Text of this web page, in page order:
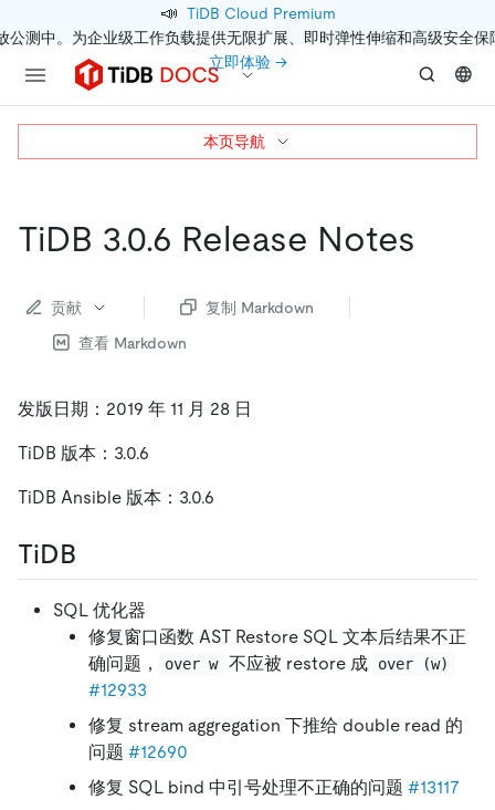
📣 TiDB Cloud Premium
公测中。为企业级工作负载提供无限扩展、即时弹性伸缩和高级安全保
立即体验 →
TiDB 3.0.6 Release Notes
贡献
复制 Markdown
查看 Markdown
发版日期：2019 年 11 月 28 日
TiDB 版本：3.0.6
TiDB Ansible 版本：3.0.6
TiDB
SQL 优化器
修复窗口函数 AST Restore SQL 文本后结果不正
确问题，
over w 不应被 restore 成 over (w)
#12933
修复 stream aggregation 下推给 double read 的
问题 #12690
修复 SQL bind 中引号处理不正确的问题 #13117
本页导航